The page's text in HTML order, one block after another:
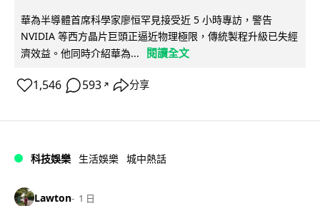
華為半導體首席科學家廖恒罕見接受近 5 小時專訪，警告
NVIDIA 等西方晶片巨頭正逼近物理極限，傳統製程升級已失經
濟效益。他同時介紹華為...
閱讀全文
1,546 593 ↗ 分享
科技娛樂 生活娛樂 城中熱話
Lawton 1 日